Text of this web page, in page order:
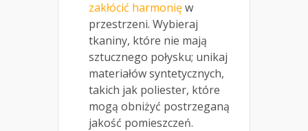
zakłócić harmonięw
przestrzeni. Wybieraj
tkaniny, które nie mają
sztucznego połysku; unikaj
materiałów syntetycznych,
takich jak poliester, które
mogą obniżyć postrzeganą
jakość pomieszczeń.